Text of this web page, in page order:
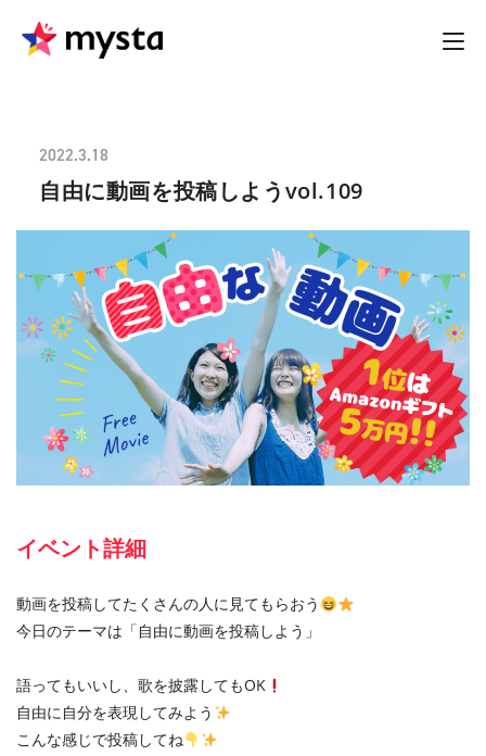
2022.3.18
自由に動画を投稿しようvol.109
イベント詳細
動画を投稿してたくさんの人に見てもらおう
今日のテーマは「自由に動画を投稿しよう」
語ってもいいし、歌を披露してもOK
自由に自分を表現してみよう
こんな感じで投稿してね